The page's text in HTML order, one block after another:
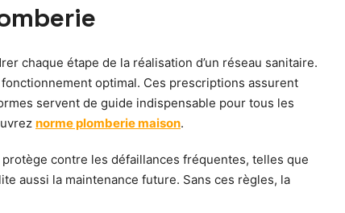
chaque étape de la réalisation d’un réseau sanitaire.
optimal. Ces prescriptions assurent
servent de guide indispensable pour tous les
norme plomberie maison.
contre les défaillances fréquentes, telles que
aussi la maintenance future. Sans ces règles, la